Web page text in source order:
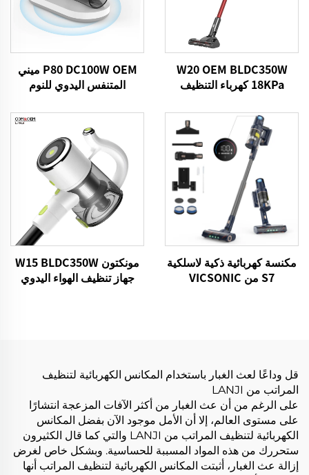
W20 OEM BLDC350W
18KPa كهرباء التنظيف
P80 DC100W OEM ميني
المتنفس اليدوي للنوم
مكنسة كهربائية ذكية لاسلكية
S7 من VICSONIC
مونكتون W15 BLDC350W
جهاز تنظيف الهواء اليدوي
قل وداعًا لعث الغبار باستخدام المكانس الكهربائية لتنظيف
المراتب من LANJI
على الرغم من أن عث الغبار من أكثر الآفات المزعجة انتشارًا
على مستوى العالم، إلا أن الأمل موجود الآن بفضل المكانس
الكهربائية لتنظيف المراتب من LANJI والتي كما قال الكثيرون
ستحررك من هذه المواد المسببة للحساسية. وبشكل خاص لغرض
إزالة عث الغبار، أثبتت المكانس الكهربائية لتنظيف المراتب أنها